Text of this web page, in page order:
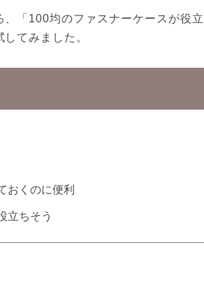
「100均のファスナーケースが役
てみました。
おくのに便利
立ちそう